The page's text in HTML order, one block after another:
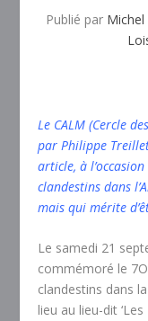
Publié par
Le CALM (Cercle
par Philippe
article, à
clandestins dans
mais qui mérite
Le samedi 21
commémoré le
clandestins dans
lieu au lieu-dit